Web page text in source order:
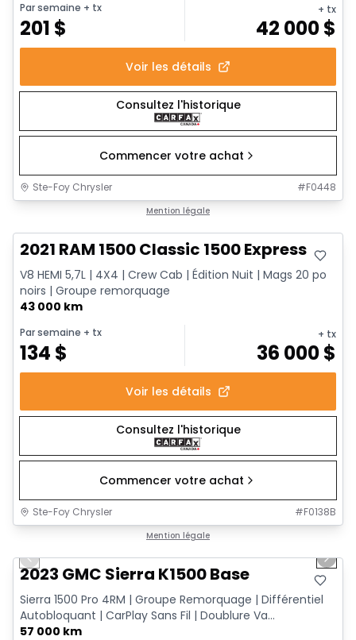
Par semaine + tx
201 $
+ tx
42 000$
Voir les détails
Consultez l'historique
Commencer votre achat
Ste-Foy Chrysler #F0448
Mention légale
2021 RAM 1500 Classic 1500 Express
V8 HEMI 5,7L | 4X4 | Crew Cab | Édition Nuit | Mags 20 po
noirs | Groupe remorquage
43 000 km
Par semaine + tx
134 $
+ tx
36 000$
Voir les détails
Consultez l'historique
Commencer votre achat
Ste-Foy Chrysler #F0138B
Mention légale
Previous slide Next
2023 GMC Sierra K1500 Base
Sierra 1500 Pro 4RM | Groupe Remorquage | Différentiel
Autobloquant | CarPlay Sans Fil | Doublure Va...
57 000 km